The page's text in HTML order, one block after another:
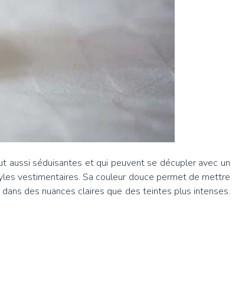
aussi séduisantes et qui peuvent se décupler avec un
vestimentaires. Sa couleur douce permet de mettre
des nuances claires que des teintes plus intenses.